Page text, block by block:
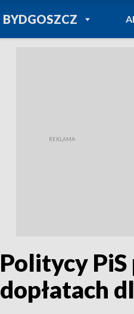
BYDGOSZCZPOWRÓT DO
TVP REGIONY
Politycy
dopłatach